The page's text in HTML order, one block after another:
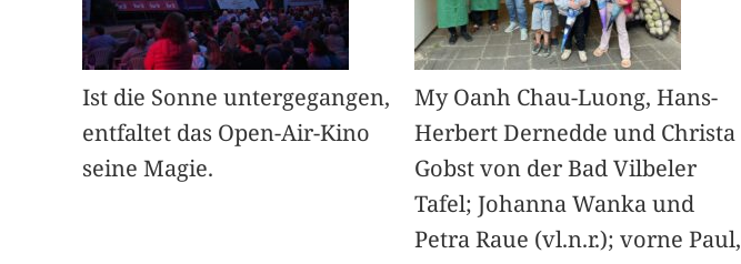
Ist die Sonne untergegangen,
entfaltet das Open-Air-Kino
seine Magie.
My Oanh Chau-Luong, Hans-
Herbert Dernedde und Christa
Gobst von der Bad Vilbeler
Tafel; Johanna Wanka und
Petra Raue (vl.n.r.); vorne Paul,